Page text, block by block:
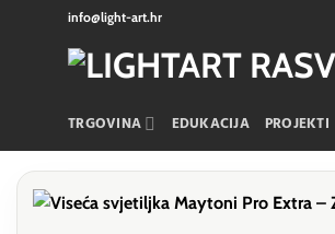
info@light-art.hr
TRGOVINA EDUKACIJA PROJEKTI